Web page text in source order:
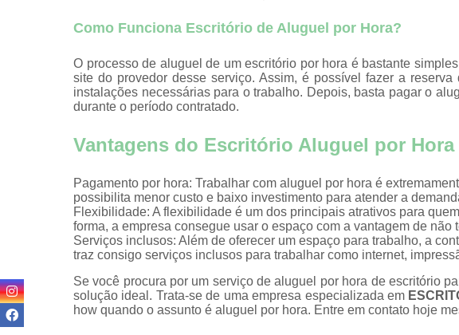
comercial
Coworking para
advogados
Coworking para
Domicílios fiscais
Endereço fiscal
de coworking
Endereços
comerciais
Endereços fiscais
Endereços
Como Funciona Escritório de Aluguel por Hora?
O processo de aluguel de um escritório por hora é bastante
site do provedor desse serviço. Assim, é possível fazer a
instalações necessárias para o trabalho. Depois, basta pagar o
durante o período contratado.
Vantagens do Escritório Aluguel por Hora
Pagamento por hora: Trabalhar com aluguel por hora é
possibilita menor custo e baixo investimento para atender a
Flexibilidade: A flexibilidade é um dos principais atrativos para
forma, a empresa consegue usar o espaço com a vantagem de não
Serviços inclusos: Além de oferecer um espaço para trabalho, a
traz consigo serviços inclusos para trabalhar como internet,
Se você procura por um serviço de aluguel por hora de escritório
solução ideal. Trata-se de uma empresa especializada em
how quando o assunto é aluguel por hora. Entre em contato hoje